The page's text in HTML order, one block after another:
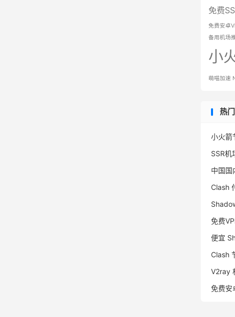
免费
免费安卓
备用机场
小
萌喵加速
热
小火箭
SSR机
免费
Clash
V2ray
免费安